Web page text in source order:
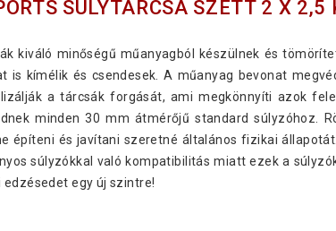
SÚLYTÁRCSA SZETT 2 X 2,5
kiváló minőségű műanyagból készülnek és
is kímélik és csendesek. A műanyag bevonat
a tárcsák forgását, ami megkönnyíti azok
minden 30 mm átmérőjű standard súlyzóhoz.
építeni és javítani szeretné általános fizikai
súlyzókkal való kompatibilitás miatt ezek a
edzésedet egy új szintre!